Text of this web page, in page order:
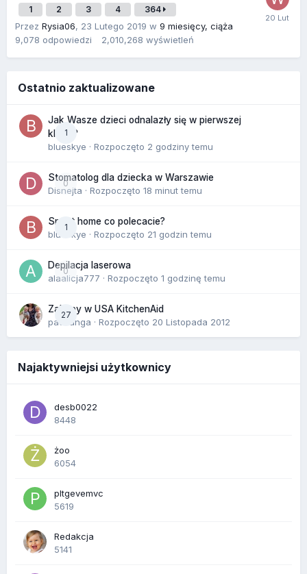
1 2 3 4 364
Przez Rysia06, 23 Lutego 2019 w 9 miesięcy, ciąża
9,078 odpowiedzi 2,010,268 wyświetleń
Ostatnio zaktualizowane
1
Jak Wasze dzieci odnalazły się w pierwszej
klasie?
blueskye · Rozpoczęto 2 godziny temu
0
Stomatolog dla dziecka w Warszawie
Disnejta · Rozpoczęto 18 minut temu
1
Smart home co polecacie?
blueskye · Rozpoczęto 21 godzin temu
0
Depilacja laserowa
alaalicja777 · Rozpoczęto 1 godzinę temu
27
Zakupy w USA KitchenAid
paczanga · Rozpoczęto 20 Listopada 2012
Najaktywniejsi użytkownicy
desb0022
8448
żoo
6054
pltgevemvc
5619
Redakcja
5141